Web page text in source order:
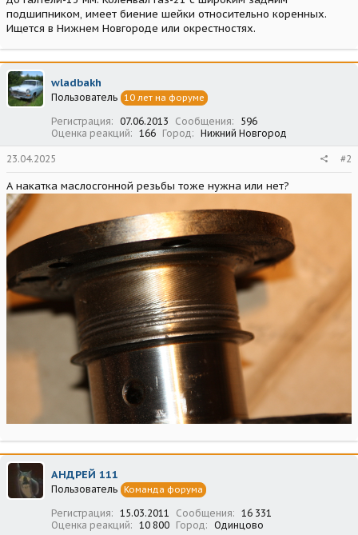
подшипником, имеет биение шейки относительно коренных.
Ищется в Нижнем Новгороде или окрестностях.
wladbakh
Пользователь 10 лет на форуме
Регистрация 07.06.2013 Сообщения
596
Оценка реакций
166 Город Нижний Новгород
23.04.2025 #2
А накатка маслосгонной резьбы тоже нужна или нет?
АНДРЕЙ 111
Пользователь Команда форума
Регистрация 15.03.2011 Сообщения
16 331
Оценка реакций
10 800 Город Одинцово